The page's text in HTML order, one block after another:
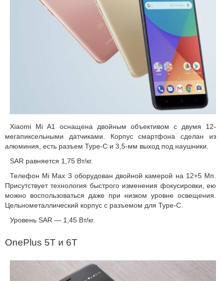
Xiaomi Mi A1 оснащена двойным объективом с двумя 12-
мегапиксельными датчиками. Корпус смартфона сделан из
алюминия, есть разъем Type-C и 3,5-мм выход под наушники.
SAR равняется 1,75 Вт/кг.
Телефон Mi Max 3 оборудован двойной камерой на 12+5 Мп.
Присутствует технология быстрого изменения фокусировки, ею
можно воспользоваться даже при низком уровне освещения.
Цельнометаллический корпус с разъемом для Type-C.
Уровень SAR — 1,45 Вт/кг.
OnePlus 5T и 6T